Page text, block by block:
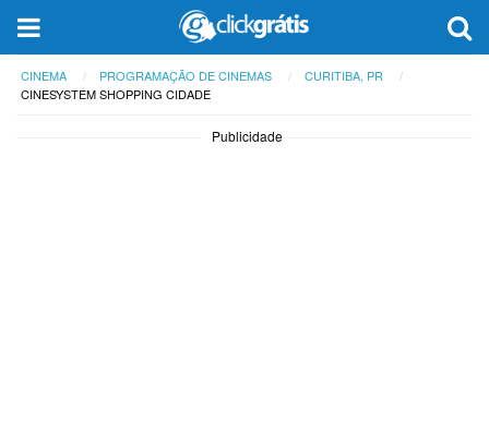
CINEMA PROGRAMAÇÃO DE CINEMAS
CURITIBA, PR
CINESYSTEM SHOPPING CIDADE
Publicidade